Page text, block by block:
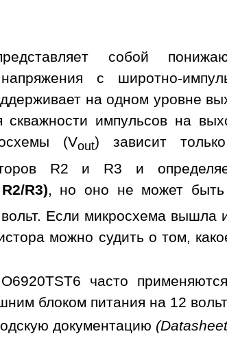
собой
напряжения с широтно-
на одном уровне
скважности импульсов на
(Vout) зависит
R2 и R3 и
R3) , но оно не может
Если микросхема вышла
можно судить о том,
часто
блоком питания на 12
документацию